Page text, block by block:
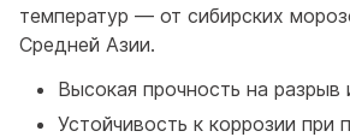
температур — от сибирских
Средней Азии.
Высокая прочность на разрыв
Устойчивость к коррозии при